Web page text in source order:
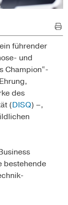
führender
und
Champion“-
des
(DISQ) –,
bestehende